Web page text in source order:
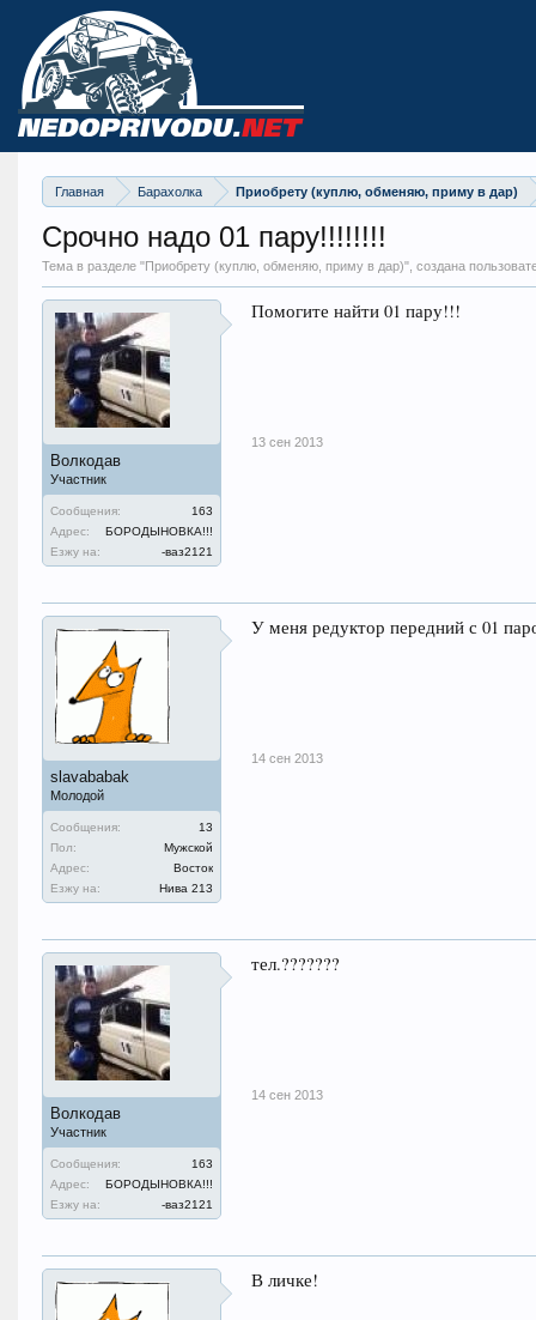
Главная Барахолка Приобрету (куплю, обменяю, приму в дар)
Срочно надо 01 пару!!!!!!!!
Тема в разделе "Приобрету (куплю, обменяю, приму в дар)", создана
Волкодав
Участник
Сообщения:
163
Адрес:
БОРОДЫНОВКА!!!
Езжу на:
-ваз2121
Помогите найти 01 пару!!!
13 сен 2013
slavababak
Молодой
Сообщения:
13
Пол:
Мужской
Адрес:
Восток
Езжу на:
Нива 213
У меня редуктор передний с 01
14 сен 2013
Волкодав
Участник
Сообщения:
163
Адрес:
БОРОДЫНОВКА!!!
Езжу на:
-ваз2121
тел.???????
14 сен 2013
В личке!